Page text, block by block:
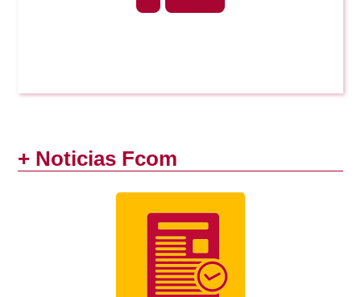
páginapágina
+ Noticias Fcom